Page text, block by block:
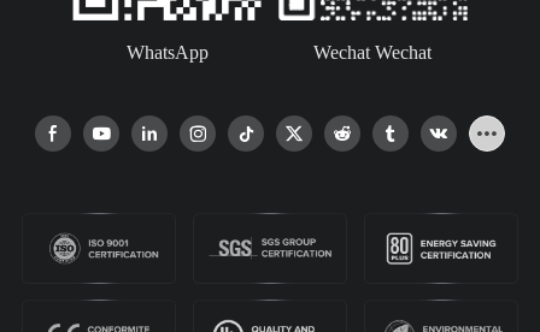
WhatsApp Wechat Wechat